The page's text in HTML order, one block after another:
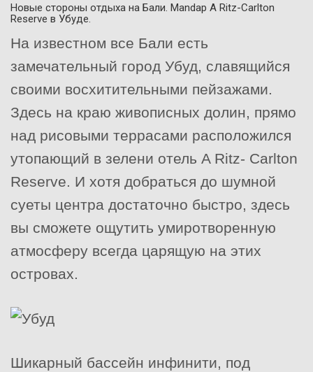
Новые стороны отдыха на Бали. Mandap A Ritz-Carlton
Reserve в Убуде.
На известном все Бали есть
замечательный город Убуд, славящийся
своими восхитительными пейзажами.
Здесь на краю живописных долин, прямо
над рисовыми террасами расположился
утопающий в зелени отель A Ritz- Carlton
Reserve. И хотя добраться до шумной
суеты центра достаточно быстро, здесь
вы сможете ощутить умиротворенную
атмосферу всегда царящую на этих
островах.
Шикарный бассейн инфинити, под